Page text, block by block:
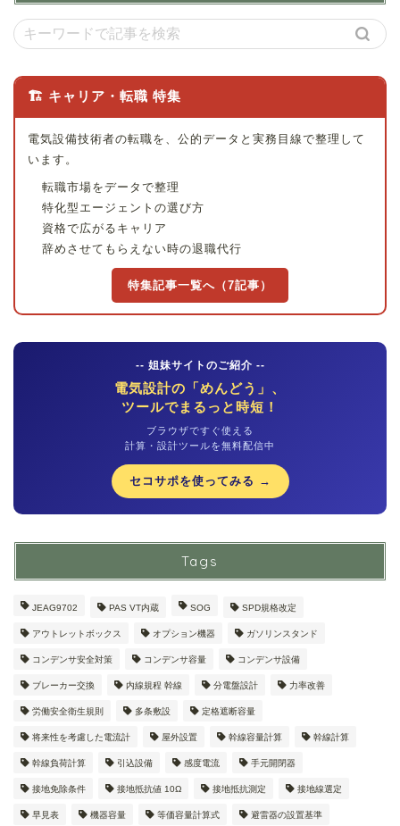
🏗 キャリア・転職 特集
電気設備技術者の転職を、公的データと実務目線で整理して
います。
転職市場をデータで整理
特化型エージェントの選び方
資格で広がるキャリア
辞めさせてもらえない時の退職代行
特集記事一覧へ（7記事）
-- 姐妹サイトのご紹介 --
電気設計の「めんどう」、
ツールでまるっと時短！
ブラウザですぐ使える
計算・設計ツールを無料配信中
セコサポを使ってみる →
Tags
JEAG9702 PAS VT内蔵 SOG SPD規格改定
アウトレットボックス オプション機器 ガソリンスタンド
コンデンサ安全対策 コンデンサ容量 コンデンサ設備
ブレーカー交換 内線規程 幹線 分電盤設計 力率改善
労働安全衛生規則 多条敷設 定格遮断容量
将来性を考慮した電流計 屋外設置 幹線容量計算 幹線計算
幹線負荷計算 引込設備 感度電流 手元開閉器
接地免除条件 接地抵抗値 10Ω 接地抵抗測定 接地線選定
早見表 機器容量 等価容量計算式 避雷器の設置基準